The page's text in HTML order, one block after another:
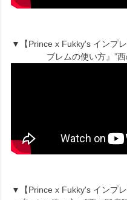
▼【Prince x Fukky's インプ
ブレムの使い方』”
▼【Prince x Fukky's インプ